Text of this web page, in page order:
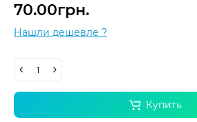
70.00грн.
Нашли дешевле ?
Купить